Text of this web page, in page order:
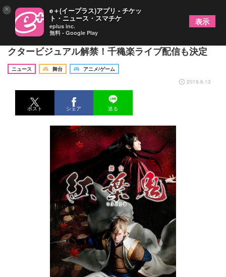
舞台『紅葉鬼』山崎晶吾、中村太郎ら8名のキャラ
クタービジュアル解禁！千穐楽ライブ配信も決定
ニュース 舞台
アニメ/ゲーム
2019.6.13
ポスト シェア 送る
× e＋(イープラス)アプリ - チケッ
ト・ニュース・スマチケ
eplus inc.
無料 - Google Play
表示